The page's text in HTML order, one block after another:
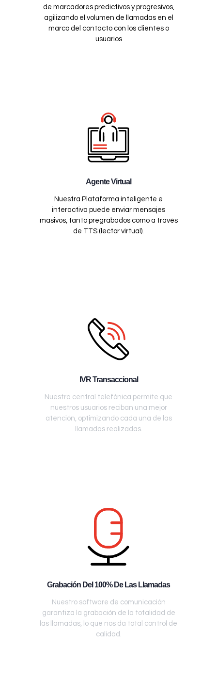
de marcadores predictivos y progresivos,
agilizando el volumen de llamadas en el
marco del contacto con los clientes o
usuarios
Agente Virtual
Nuestra Plataforma inteligente e
interactiva puede enviar mensajes
masivos, tanto pregrabados como a través
de TTS (lector virtual).
IVR Transaccional
Nuestra central telefónica permite que
nuestros usuarios reciban una mejor
atención, optimizando cada una de las
llamadas realizadas.
Grabación Del 100% De Las Llamadas
Nuestro software de comunicación
garantiza la grabación de la totalidad de
las llamadas, lo que nos da total control de
calidad.